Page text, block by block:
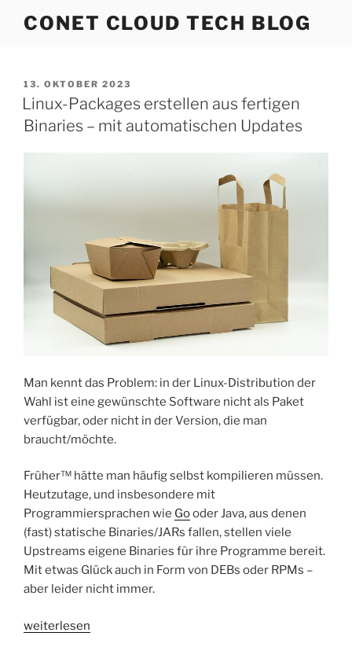
InhaltCONET CLOUD TECH BLOG
VERÖFFENTLICHT
AM
13. OKTOBER 2023
Linux-Packages erstellen aus fertigen
Binaries – mit automatischen Updates
Man kennt das Problem: in der Linux-Distribution der
Wahl ist eine gewünschte Software nicht als Paket
verfügbar, oder nicht in der Version, die man
braucht/möchte.
Früher™ hätte man häufig selbst kompilieren müssen.
Heutzutage, und insbesondere mit
Programmiersprachen wie Gooder Java, aus denen
(fast) statische Binaries/JARs fallen, stellen viele
Upstreams eigene Binaries für ihre Programme bereit.
Mit etwas Glück auch in Form von DEBs oder RPMs –
aber leider nicht immer.
„Linux-
weiterlesen